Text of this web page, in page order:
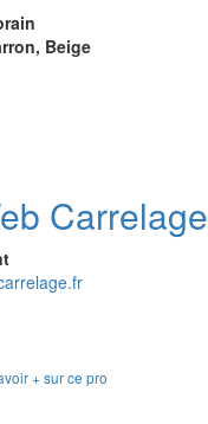
Beige
Carrelage
+ sur ce pro